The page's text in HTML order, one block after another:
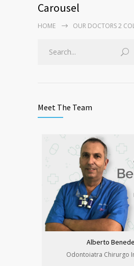
Carousel
HOME OUR DOCTORS 2
Meet The Team
Alberto
Odontoiatra Chirurgo